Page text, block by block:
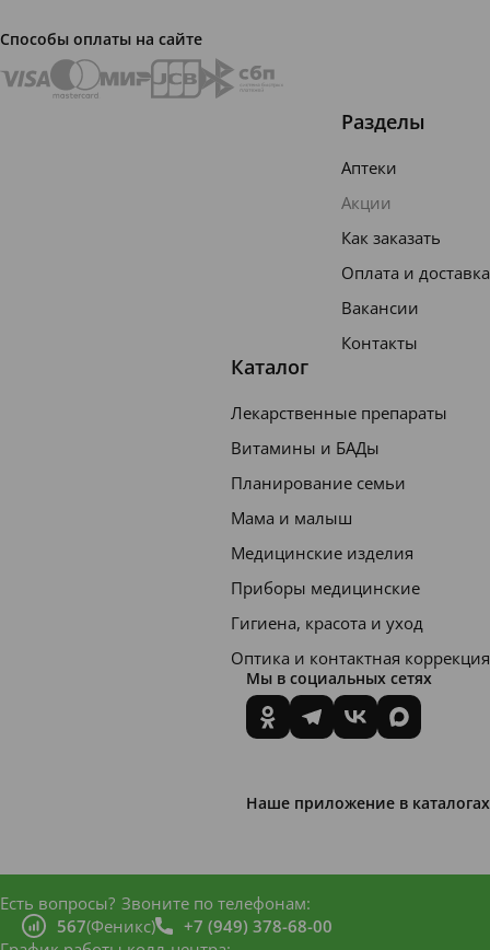
Способы оплаты на сайте
Разделы
Аптеки
Акции
Как заказать
Оплата и доставка
Вакансии
Контакты
Каталог
Лекарственные препараты
Витамины и БАДы
Планирование семьи
Мама и малыш
Медицинские изделия
Приборы медицинские
Гигиена, красота и уход
Оптика и контактная коррекция
Мы в социальных сетях
Наше приложение в каталогах
Есть вопросы? Звоните по телефонам:
567(Феникс)
+7 (949) 378-68-00